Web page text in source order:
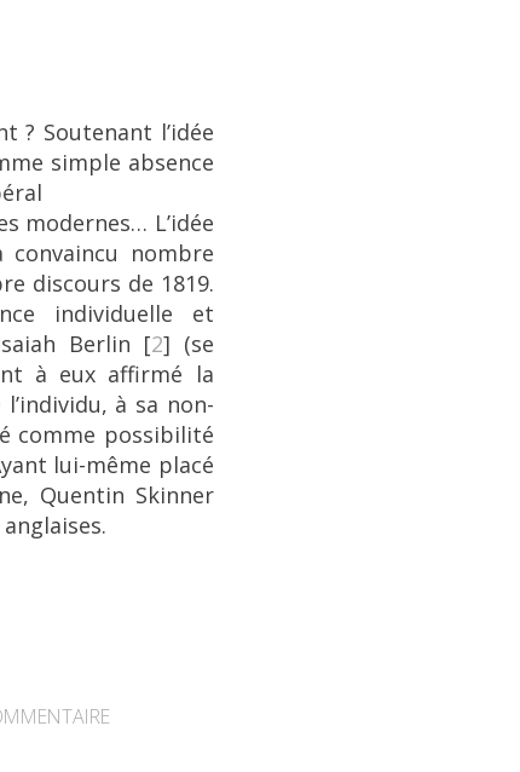
? Soutenant l’idée
simple absence
modernes… L’idée
nombre
discours de 1819.
individuelle et
Berlin [2] (se
à eux affirmé la
à sa non-
comme possibilité
lui-même placé
Quentin Skinner